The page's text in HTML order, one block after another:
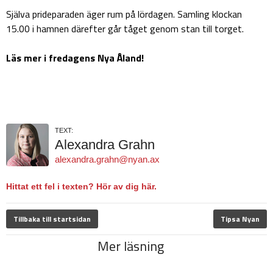
Själva prideparaden äger rum på lördagen. Samling klockan
15.00 i hamnen därefter går tåget genom stan till torget.
Läs mer i fredagens Nya Åland!
TEXT:
Alexandra Grahn
alexandra.grahn@nyan.ax
Hittat ett fel i texten? Hör av dig här.
Tillbaka till startsidan Tipsa Nyan
Mer läsning